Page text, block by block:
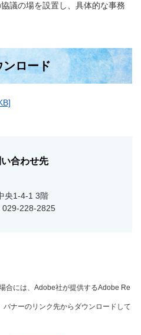
議の場を設置し、具体的な事務
ロード
合わせ先
央1-4-1 3階
029-228-2825
合には、Adobe社が提供するAdobe Re
ナーのリンク先からダウンロードして